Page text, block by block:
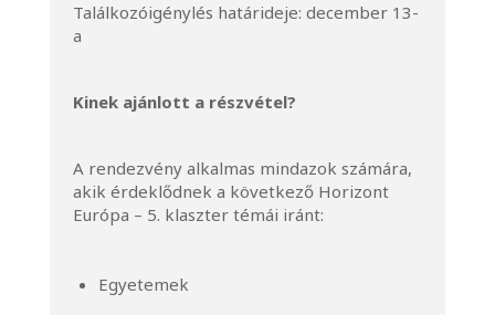
Találkozóigénylés határideje: december 13-
a
Kinek ajánlott a részvétel?
A rendezvény alkalmas mindazok számára,
akik érdeklődnek a következő Horizont
Európa – 5. klaszter témái iránt:
Egyetemek